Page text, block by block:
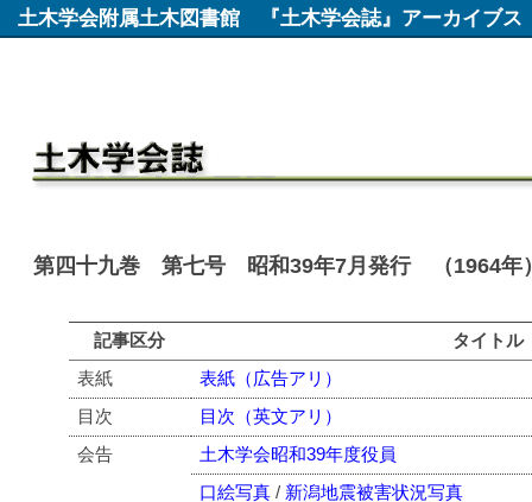
土木学会附属土木図書館 『土木学会誌』アーカイブス
第四十九巻 第七号 昭和39年7月発行 （1964年
記事区分
タイトル
表紙
表紙（広告アリ）
目次
目次（英文アリ）
会告
土木学会昭和39年度役員
口絵写真 / 新潟地震被害状況写真